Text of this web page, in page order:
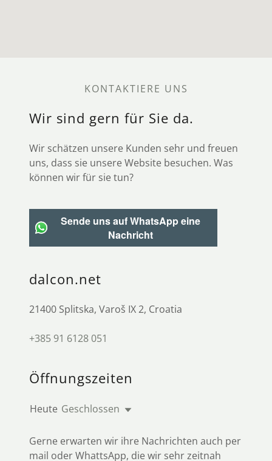
KONTAKTIERE UNS
Wir sind gern für Sie da.
Wir schätzen unsere Kunden sehr und freuen
uns, dass sie unsere Website besuchen. Was
können wir für sie tun?
Sende uns auf WhatsApp eine
Nachricht
dalcon.net
21400 Splitska, Varoš IX 2, Croatia
+385 91 6128 051
Öffnungszeiten
Heute Geschlossen
Gerne erwarten wir ihre Nachrichten auch per
mail oder WhattsApp, die wir sehr zeitnah